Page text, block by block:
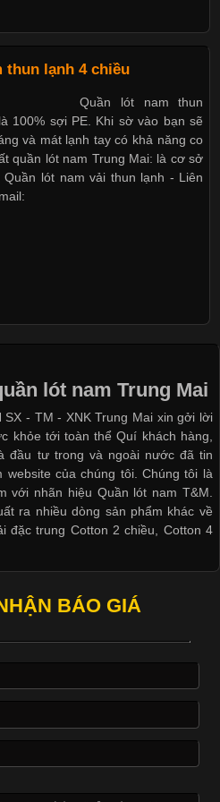
Bamboo đang trở thành một
thích trong ngành thời trang
khí và thân thiện với môi trường.
quần áo thường ngày, loại vải
sản phẩm đồ lót
liệu được sử dụng rộng rãi
đặc tính co giãn, mềm mại và
đồ thể thao cho đến đồ lót nam,
trọng trong quá trình sản xuất.
lót nam giá
Biến Trong Ngành May Mặc
Hiện Nay Và Xu Hướng Trong
trong những trang phục quen
áo thun còn có nhiều form dáng
thun lạnh 4 chiều
Quần lót nam thun
100% sợi PE. Khi sờ vào bạn sẽ
và mát lạnh tay có khả năng co
quần lót nam Trung Mai: là cơ sở
lót nam vải thun lạnh - Liên
lót nam Trung Mai
- TM - XNK Trung Mai xin gởi lời
khỏe tới toàn thể Quí khách hàng,
đầu tư trong và ngoài nước đã tin
của chúng tôi. Chúng tôi là
với nhãn hiệu Quần lót nam T&M.
ra nhiều dòng sản phẩm khác về
đặc trung Cotton 2 chiều, Cotton 4
BÁO GIÁ